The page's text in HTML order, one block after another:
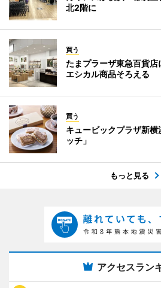
北2階に
買う
たまプラーザ東急百貨
エシカル商品そろえる
買う
キュービックプラザ新
ッチ」
もっと見る
アクセスラン